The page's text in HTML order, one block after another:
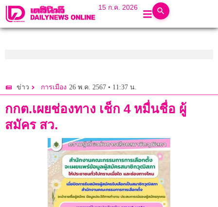
15 ก.ค. 2026
ข่าว การเมือง 26 พ.ค. 2567 • 11:37 น.
กกต.เผยช่องทาง เช็ก 4 หมื่นชื่อ ผู้
สมัคร สว.